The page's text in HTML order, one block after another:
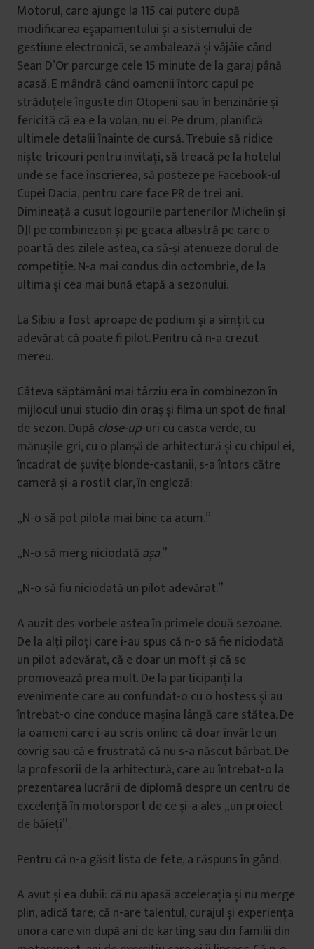
Motorul, care ajunge la 115 cai putere după
modificarea eșapamentului și a sistemului de
gestiune electronică, se ambalează și vâjâie când
Sean D’Or parcurge cele 15 minute de la garaj până
acasă. E mândră când oamenii întorc capul pe
străduțele înguste din Otopeni sau în benzinărie și
fericită că ea e la volan, nu ei. Pe drum, planifică
ultimele detalii înainte de cursă. Trebuie să ridice
niște tricouri pentru invitați, să treacă pe la hotelul
unde se face înscrierea, să posteze pe Facebook-ul
Cupei Dacia, pentru care face PR de trei ani.
Dimineață a cusut logourile partenerilor Michelin și
DJI pe combinezon și pe geaca albastră pe care o
poartă des zilele astea, ca să-și atenueze dorul de
competiție. N-a mai condus din octombrie, de la
ultima și cea mai bună etapă a sezonului.
La Sibiu a fost aproape de podium și a simțit cu
adevărat că poate fi pilot. Pentru că n-a crezut
mereu.
Câteva săptămâni mai târziu era în combinezon în
mijlocul unui studio din oraș și filma un spot de final
de sezon. După close-up-uri cu casca verde, cu
mănușile gri, cu o planșă de arhitectură și cu chipul ei,
încadrat de șuvițe blonde-castanii, s-a întors către
cameră și-a rostit clar, în engleză:
„N-o să pot pilota mai bine ca acum.”
„N-o să merg niciodată așa.”
„N-o să fiu niciodată un pilot adevărat.”
A auzit des vorbele astea în primele două sezoane.
De la alți piloți care i-au spus că n-o să fie niciodată
un pilot adevărat, că e doar un moft și că se
promovează prea mult. De la participanți la
evenimente care au confundat-o cu o hostess și au
întrebat-o cine conduce mașina lângă care stătea. De
la oameni care i-au scris online că doar învârte un
covrig sau că e frustrată că nu s-a născut bărbat. De
la profesorii de la arhitectură, care au întrebat-o la
prezentarea lucrării de diplomă despre un centru de
excelență în motorsport de ce și-a ales „un proiect
de băieți”.
Pentru că n-a găsit lista de fete, a răspuns în gând.
A avut și ea dubii: că nu apasă accelerația și nu merge
plin, adică tare; că n-are talentul, curajul și experiența
unora care vin după ani de karting sau din familii din